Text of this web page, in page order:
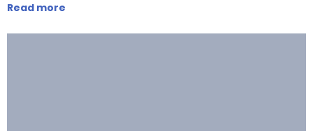
Read more